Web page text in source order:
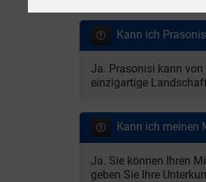
Kann ich
Ja. Prasonisi kann
einzigartige
Kann ich meinen
Ja. Sie können Ihren
geben Sie Ihre